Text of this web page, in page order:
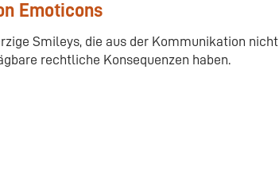
Emoticons
Smileys, die aus der Kommunikation nicht
rechtliche Konsequenzen haben.